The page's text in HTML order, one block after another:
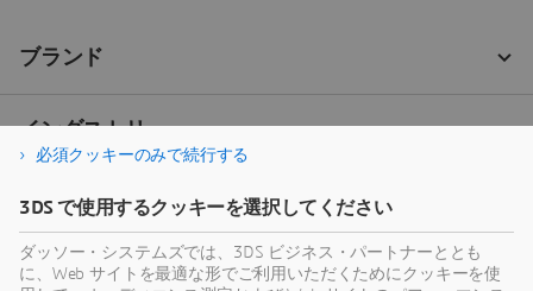
必須クッキーのみで続行する
3DS で使用するクッキーを選択してください
ダッソー・システムズでは、3DS ビジネス・パートナーととも
に、Web サイトを最適な形でご利用いただくためにクッキーを使